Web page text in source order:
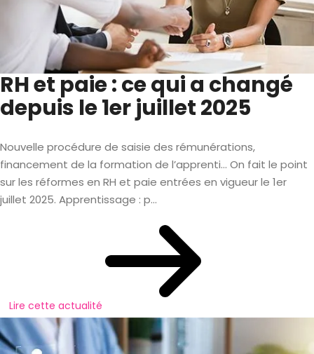
RH et paie : ce qui a changé
depuis le 1er juillet 2025
Nouvelle procédure de saisie des rémunérations,
financement de la formation de l’apprenti… On fait le point
sur les réformes en RH et paie entrées en vigueur le 1er
juillet 2025. Apprentissage : p...
Lire cette actualité